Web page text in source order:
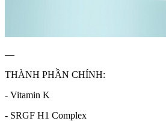
—
THÀNH PHẦN CHÍNH:
- Vitamin K
- SRGF H1 Complex